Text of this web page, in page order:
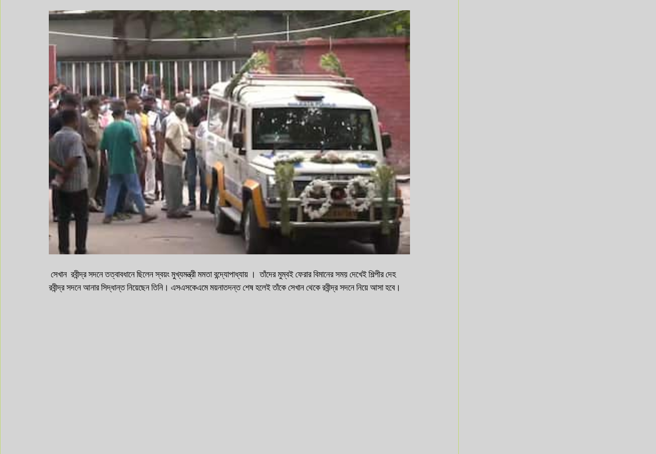
রবীন্দ্র সদনে আনার সিদ্ধান্ত নিয়েছেন তিনি। এসএসকেএমে ময়নাতদন্ত শেষ হলেই তাঁকে সেখান থেকে রবীন্দ্র সদনে নিয়ে আসা হবে।